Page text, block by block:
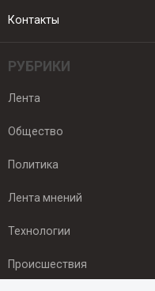
Контакты
РУБРИКИ
Лента
Общество
Политика
Лента мнений
Технологии
Происшествия